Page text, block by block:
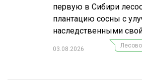
первую в Сибири
плантацию сосны с
наследственными
03.08.2026